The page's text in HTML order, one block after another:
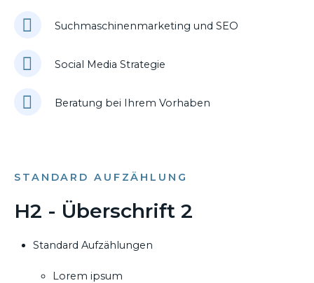
Suchmaschinenmarketing und SEO
Social Media Strategie
Beratung bei Ihrem Vorhaben
STANDARD AUFZÄHLUNG
H2 - Überschrift 2
Standard Aufzählungen
Lorem ipsum